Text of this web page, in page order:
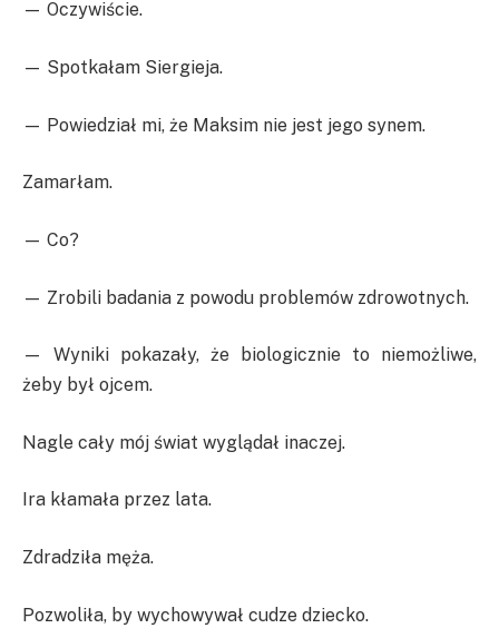
— Oczywiście.
— Spotkałam Siergieja.
— Powiedział mi, że Maksim nie jest jego synem.
Zamarłam.
— Co?
— Zrobili badania z powodu problemów zdrowotnych.
— Wyniki pokazały, że biologicznie to niemożliwe,
żeby był ojcem.
Nagle cały mój świat wyglądał inaczej.
Ira kłamała przez lata.
Zdradziła męża.
Pozwoliła, by wychowywał cudze dziecko.